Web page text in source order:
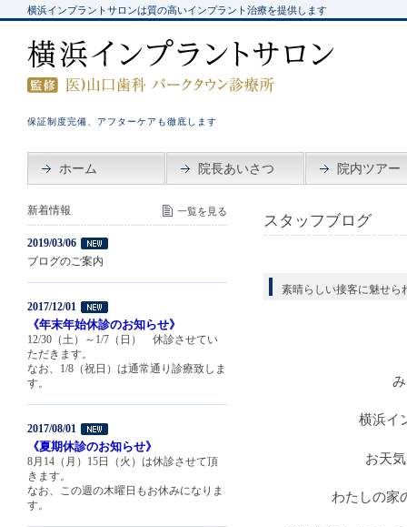
横浜インプラントサロンは質の高いインプラント治療を提供します
保証制度完備、アフターケアも徹底します
ホーム 院長あいさつ 院内ツアー
スタッフブログ
素晴らしい接客に魅せ
横浜イ
お天
わたしの家
新着情報 一覧を見る
2019/03/06
ブログのご案内
2017/12/01
《年末年始休診のお知らせ》
12/30（土）～1/7（日） 休診させてい
ただきます。
なお、1/8（祝日）は通常通り診療致しま
す。
2017/08/01
《夏期休診のお知らせ》
8月14（月）15日（火）は休診させて頂
きます。
なお、この週の木曜日もお休みになりま
す。